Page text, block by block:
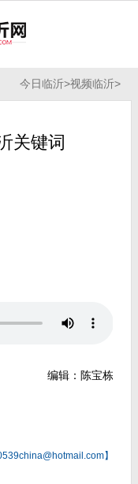
今日临沂>视频临沂>
关键词
编辑：陈宝栋
】